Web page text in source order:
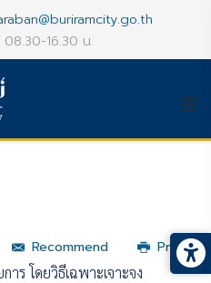
16.30 น.
Recommend
Print
ร โดยวิธีเฉพาะเจาะจง